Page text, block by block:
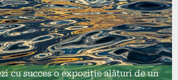
cu succes o expoziție alături de un